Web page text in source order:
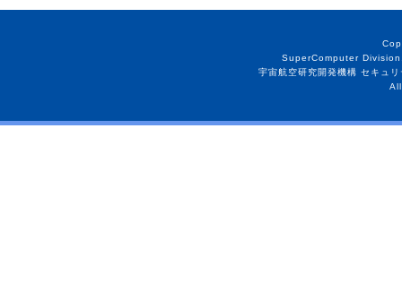
SuperComputer
宇宙航空研究開発機構 セキュ